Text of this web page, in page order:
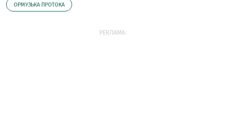
ОРМУЗЬКА ПРОТОКА
РЕКЛАМА: